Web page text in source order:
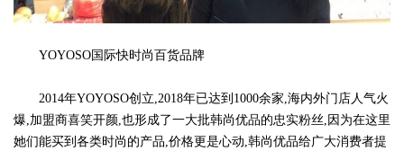
YOYOSO国际快时尚百货品牌
2014年YOYOSO创立,2018年已达到1000余家,海内外门店人气火
爆,加盟商喜笑开颜,也形成了一大批韩尚优品的忠实粉丝,因为在这里
她们能买到各类时尚的产品,价格更是心动,韩尚优品给广大消费者提